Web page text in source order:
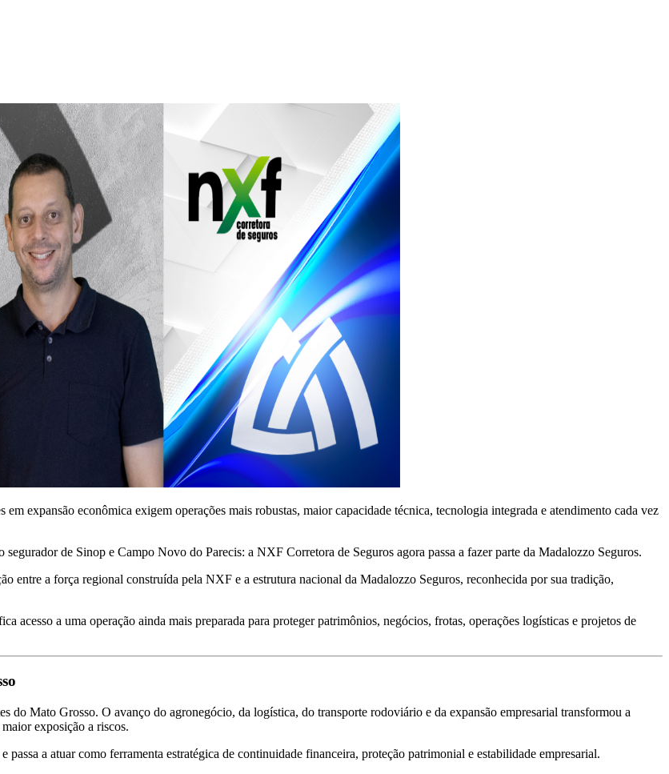
expansão econômica exigem operações mais robustas, maior capacidade técnica, tecnologia integrada e atendimento cada vez
de Sinop e Campo Novo do Parecis: a NXF Corretora de Seguros agora passa a fazer parte da Madalozzo Seguros.
entre a força regional construída pela NXF e a estrutura nacional da Madalozzo Seguros, reconhecida por sua tradição,
acesso a uma operação ainda mais preparada para proteger patrimônios, negócios, frotas, operações logísticas e projetos de
do Mato Grosso. O avanço do agronegócio, da logística, do transporte rodoviário e da expansão empresarial transformou a
exposição a riscos.
a atuar como ferramenta estratégica de continuidade financeira, proteção patrimonial e estabilidade empresarial.